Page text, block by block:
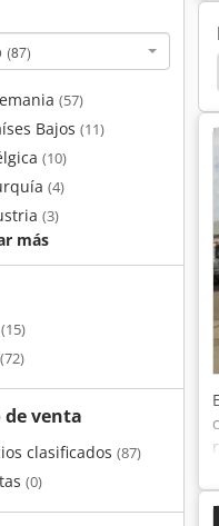
(87)
(57)
Bajos (11)
(10)
(4)
(3)
más
(15)
(72)
venta
clasificados (87)
(0)
Trailers De Silo